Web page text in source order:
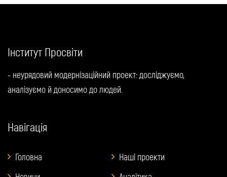
Інститут Просвіти
- неурядовий модернізаційний проект: досліджуємо,
аналізуємо й доносимо до людей.
Навігація
Головна
Наші проекти